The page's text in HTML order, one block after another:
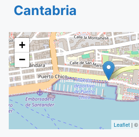
Cantabria
+
−
Leaflet| ©